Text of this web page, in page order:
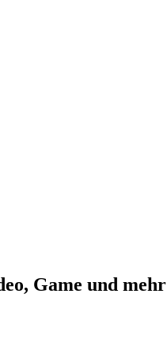
Game und mehr